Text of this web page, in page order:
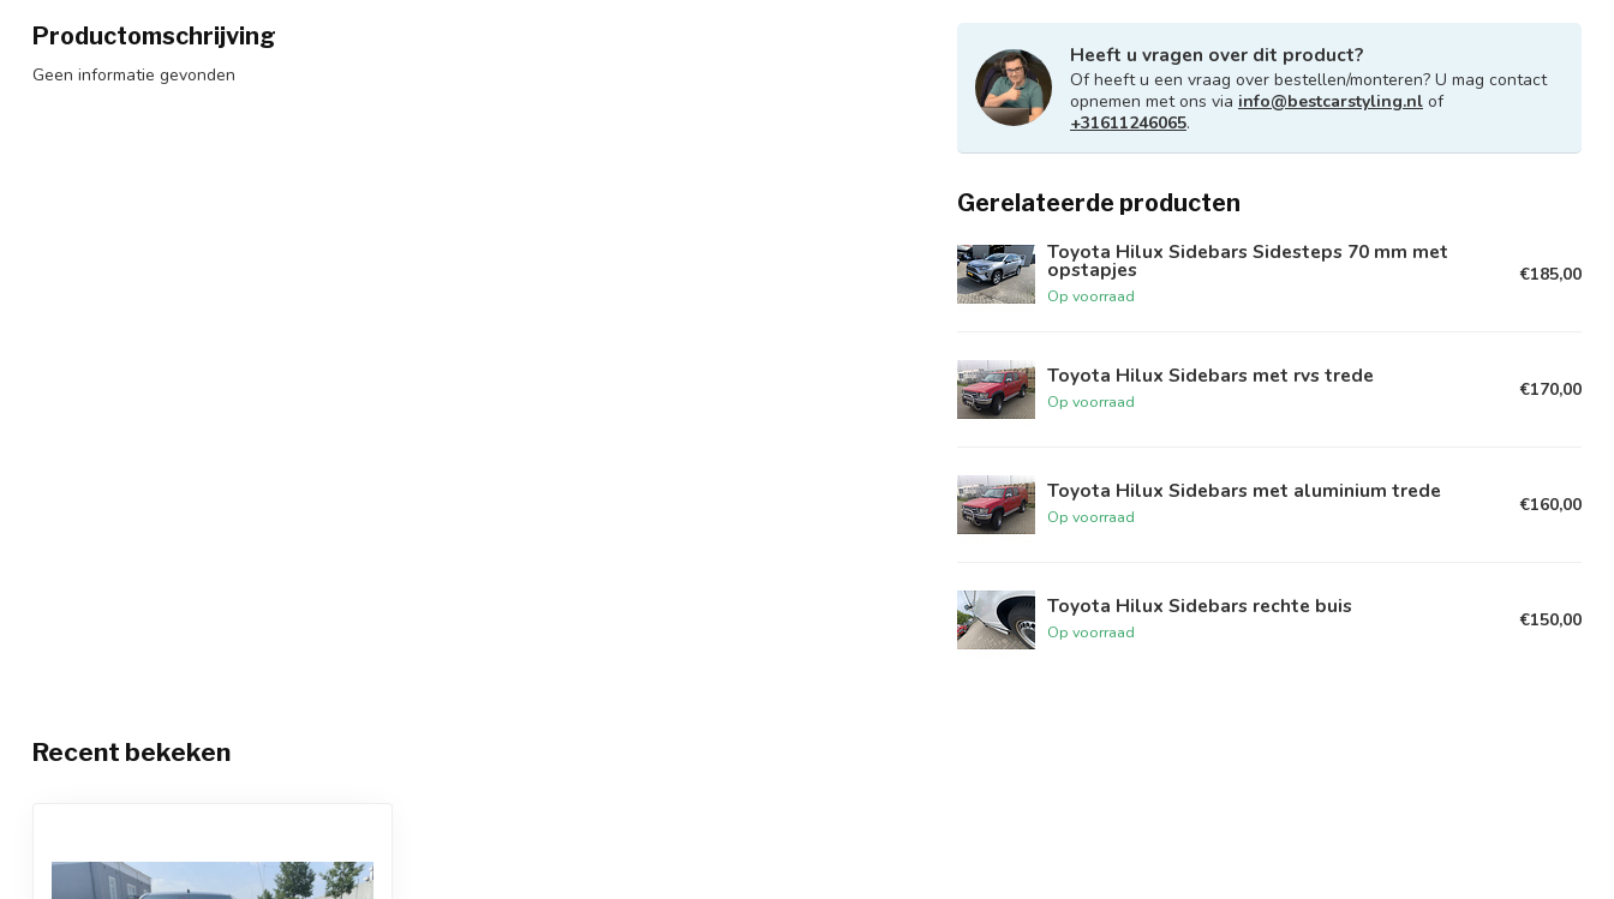
Productomschrijving
Geen informatie gevonden
Heeft u vragen over dit product?
Of heeft u een vraag over bestellen/monteren? U mag contact
opnemen met ons via info@bestcarstyling.nl of
+31611246065.
Gerelateerde producten
Toyota Hilux Sidebars Sidesteps 70 mm met
opstapjes
Op voorraad
€185,00
Toyota Hilux Sidebars met rvs trede
Op voorraad
€170,00
Toyota Hilux Sidebars met aluminium trede
Op voorraad
€160,00
Toyota Hilux Sidebars rechte buis
Op voorraad
€150,00
Recent bekeken